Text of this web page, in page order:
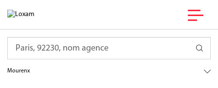
Mourenx